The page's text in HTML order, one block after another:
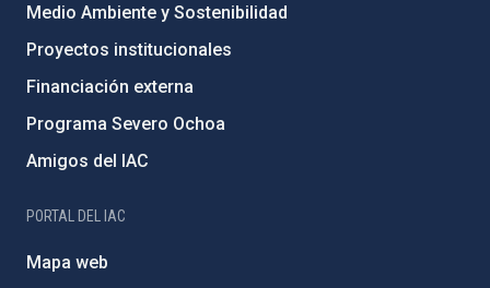
Medio Ambiente y Sostenibilidad
Proyectos institucionales
Financiación externa
Programa Severo Ochoa
Amigos del IAC
PORTAL DEL IAC
Mapa web